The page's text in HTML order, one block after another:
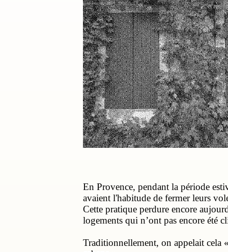
En Provence, pendant la période
avaient l'habitude de fermer leurs
Cette pratique perdure encore
logements qui n’ont pas encore été
Traditionnellement, on appelait cela